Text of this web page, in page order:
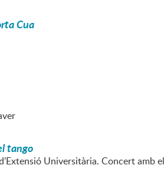
Cua
tango
Universitària. Concert amb